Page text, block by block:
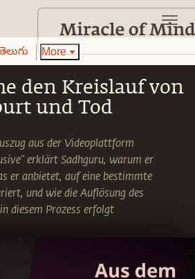
More
den Kreislauf von
und Tod
aus der Videoplattform
erklärt Sadhguru, warum er
er anbietet, auf eine bestimmte
und wie die Auflösung des
diesem Prozess erfolgt